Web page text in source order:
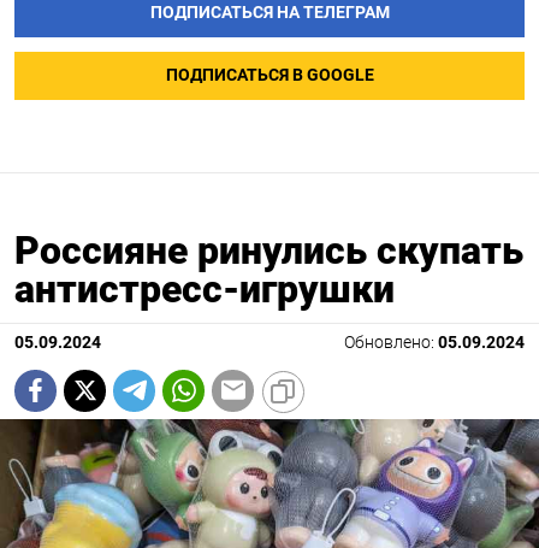
ПОДПИСАТЬСЯ НА ТЕЛЕГРАМ
ПОДПИСАТЬСЯ В GOOGLE
Россияне ринулись скупать
антистресс-игрушки
05.09.2024 Обновлено: 05.09.2024